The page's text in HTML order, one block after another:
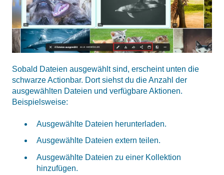
Sobald Dateien ausgewählt sind, erscheint unten die
schwarze Actionbar. Dort siehst du die Anzahl der
ausgewählten Dateien und verfügbare Aktionen.
Beispielsweise:
Ausgewählte Dateien herunterladen.
Ausgewählte Dateien extern teilen.
Ausgewählte Dateien zu einer Kollektion
hinzufügen.